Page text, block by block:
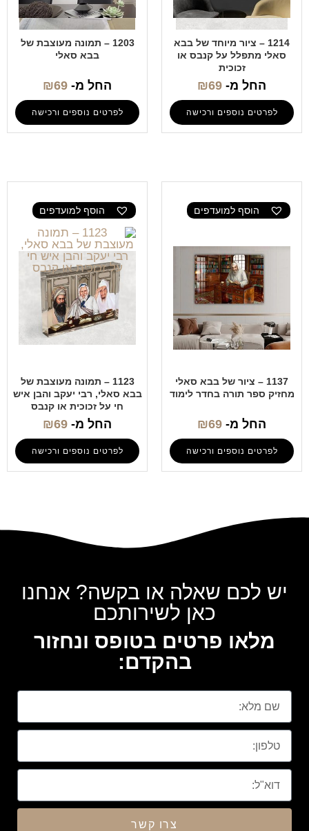
1214 – ציור מיוחד של בבא
סאלי מתפלל על קנבס או
זכוכית
החל מ- ₪69
לפרטים נוספים ורכישה
1203 – תמונה מעוצבת של
בבא סאלי
החל מ- ₪69
לפרטים נוספים ורכישה
הוסף למועדפים
1137 – ציור של בבא סאלי
מחזיק ספר תורה בחדר לימוד
החל מ- ₪69
לפרטים נוספים ורכישה
הוסף למועדפים
1123 – תמונה מעוצבת של
בבא סאלי, רבי יעקב והבן איש
חי על זכוכית או קנבס
החל מ- ₪69
לפרטים נוספים ורכישה
יש לכם שאלה או בקשה? אנחנו
כאן לשירותכם
מלאו פרטים בטופס ונחזור
בהקדם:
צרו קשר